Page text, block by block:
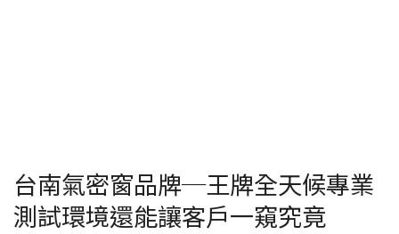
台南氣密窗品牌─王牌全天候專業
測試環境還能讓客戶一窺究竟